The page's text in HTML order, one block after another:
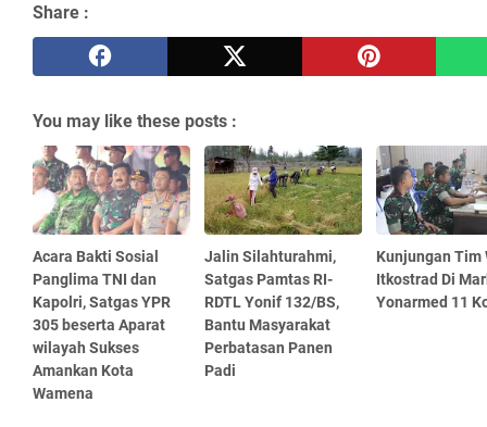
Share :
You may like these posts :
Acara Bakti Sosial
Panglima TNI dan
Kapolri, Satgas YPR
305 beserta Aparat
wilayah Sukses
Amankan Kota
Wamena
Jalin Silahturahmi,
Satgas Pamtas RI-
RDTL Yonif 132/BS,
Bantu Masyarakat
Perbatasan Panen
Padi
Kunjungan Tim
Itkostrad Di
Yonarmed 11